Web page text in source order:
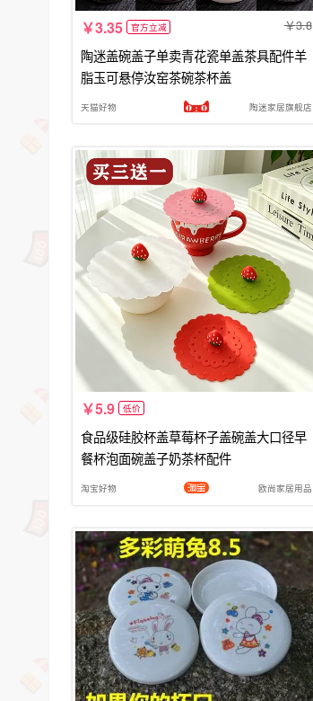
3.35 官方立减 3.8
陶迷盖碗盖子单卖青花瓷单盖茶具配件羊
脂玉可悬停汝窑茶碗茶杯盖
天猫好物 陶迷家居旗舰店
5.9 低价
食品级硅胶杯盖草莓杯子盖碗盖大口径早
餐杯泡面碗盖子奶茶杯配件
淘宝好物 欧尚家居用品